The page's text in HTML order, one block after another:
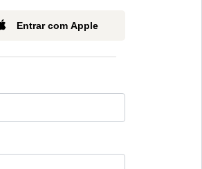
Entrar com Apple